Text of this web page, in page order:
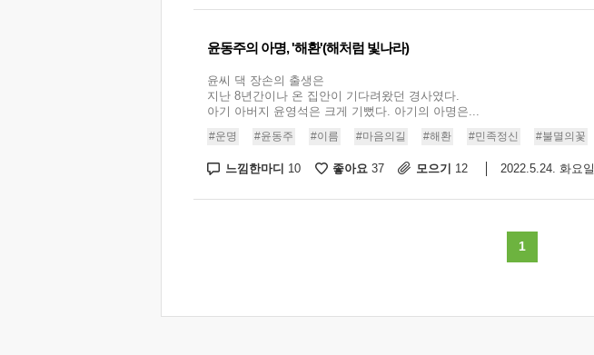
윤동주의 아명, '해환'(해처럼 빛나라)
윤씨 댁 장손의 출생은
지난 8년간이나 온 집안이 기다려왔던 경사였다.
아기 아버지 윤영석은 크게 기뻤다. 아기의 아명은...
#운명 #윤동주 #이름 #마음의길 #해환 #민족정신 #불멸의꽃
느낌한마디 10 좋아요 37 모으기 12 2022.5.24. 화요일
1